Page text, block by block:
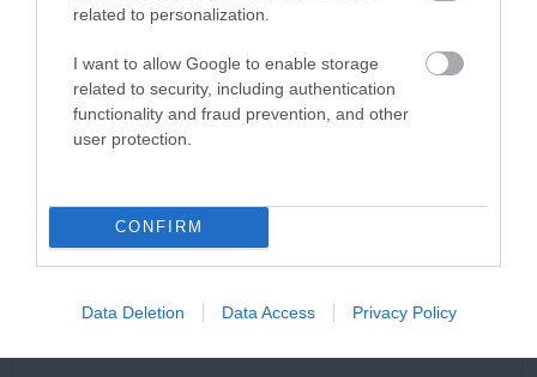
related to personalization.
I want to allow Google to enable storage
related to security, including authentication
functionality and fraud prevention, and other
user protection.
CONFIRM
Data Deletion Data Access Privacy Policy
Völgye – megvan a 2027-es időpont és a bérletár
10 nap kultúra – elindult a jubileumi, 35.
Művészetek Völgye
Élő videók / Premier